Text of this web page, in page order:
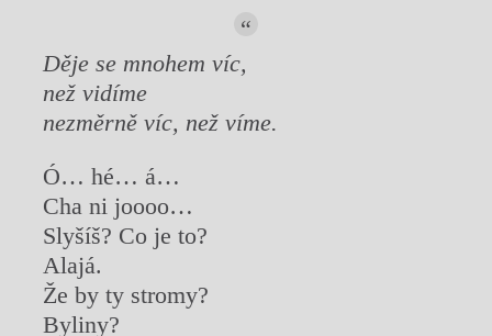
Děje se mnohem víc,
než vidíme
nezměrně víc, než víme.
Ó… hé… á…
Cha ni joooo…
Slyšíš? Co je to?
Alajá.
Že by ty stromy?
Byliny?